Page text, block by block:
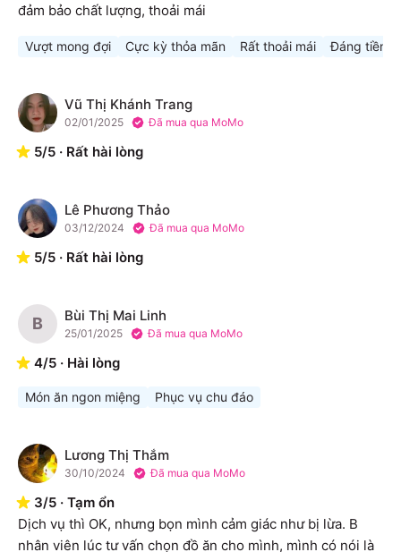
đảm bảo chất lượng, thoải mái
Vượt mong đợi Cực kỳ thỏa mãn Rất thoải mái Đáng tiền
V Vũ Thị Khánh Trang
02/01/2025 Đã mua qua MoMo
5/5 · Rất hài lòng
L Lê Phương Thảo
03/12/2024 Đã mua qua MoMo
5/5 · Rất hài lòng
B Bùi Thị Mai Linh
25/01/2025 Đã mua qua MoMo
4/5 · Hài lòng
Món ăn ngon miệng Phục vụ chu đáo
L Lương Thị Thắm
30/10/2024 Đã mua qua MoMo
3/5 · Tạm ổn
Dịch vụ thì OK, nhưng bọn mình cảm giác như bị lừa. B
nhân viên lúc tư vấn chọn đồ ăn cho mình, mình có nói là